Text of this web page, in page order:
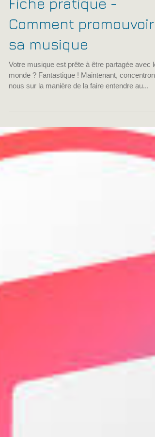
11 mai 2025
7 min de lecture
Fiche pratique -
Comment promouvoir
sa musique
Votre musique est prête à être partagée avec le